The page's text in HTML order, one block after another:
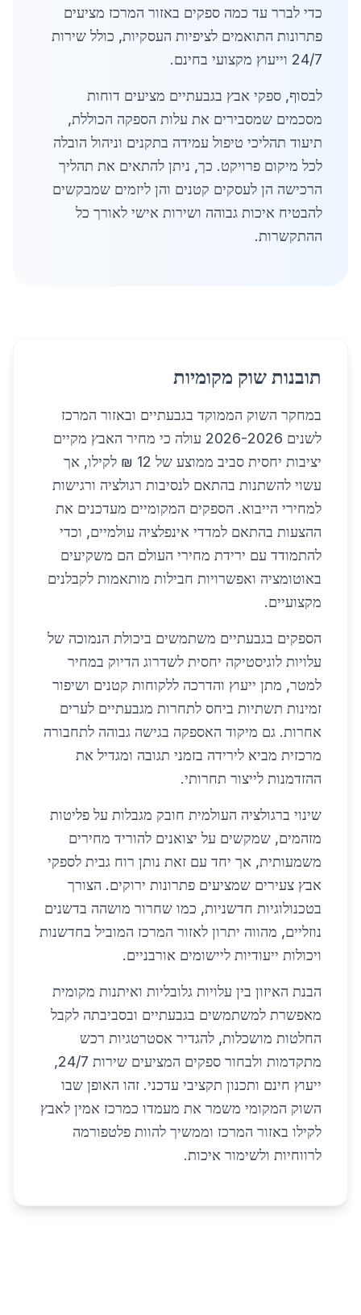
כדי לברר עד כמה ספקים באזור המרכז מציעים
פתרונות התואמים לציפיות העסקיות, כולל שירות
24/7 וייעוץ מקצועי בחינם.
לבסוף, ספקי אבץ בגבעתיים מציעים דוחות
מסכמים שמסבירים את עלות הספקה הכוללת,
תיעוד תהליכי טיפול עמידה בתקנים וניהול הובלה
לכל מיקום פרויקט. כך, ניתן להתאים את תהליך
הרכישה הן לעסקים קטנים והן ליזמים שמבקשים
להבטיח איכות גבוהה ושירות אישי לאורך כל
ההתקשרות.
תובנות שוק מקומיות
במחקר השוק הממוקד בגבעתיים ובאזור המרכז
לשנים 2026-2026 עולה כי מחיר האבץ מקיים
יציבות יחסית סביב ממוצע של 12 ₪ לקילו, אך
עשוי להשתנות בהתאם לנסיבות רגולציה ורגישות
למחירי הייבוא. הספקים המקומיים מעדכנים את
ההצעות בהתאם למדדי אינפלציה עולמיים, וכדי
להתמודד עם ירידת מחירי העולם הם משקיעים
באוטומציה ואפשרויות חבילות מותאמות לקבלנים
מקצועיים.
הספקים בגבעתיים משתמשים ביכולת הנמוכה של
עלויות לוגיסטיקה יחסית לשדרוג הדיוק במחיר
למטר, מתן ייעוץ והדרכה ללקוחות קטנים ושיפור
זמינות תשתיות ביחס לתחרות מגבעתיים לערים
אחרות. גם מיקוד האספקה בגישה גבוהה לתחבורה
מרכזית מביא לירידה בזמני תגובה ומגדיל את
ההזדמנות לייצור תחרותי.
שינוי ברגולציה העולמית חובק מגבלות על פליטות
מזהמים, שמקשים על יצואנים להוריד מחירים
משמעותית, אך יחד עם זאת נותן רוח גבית לספקי
אבץ צעירים שמציעים פתרונות ירוקים. הצורך
בטכנולוגיות חדשניות, כמו שחרור מושהה בדשנים
נוזליים, מהווה יתרון לאזור המרכז המוביל בחדשנות
ויכולות ייעודיות ליישומים אורבניים.
הבנת האיזון בין עלויות גלובליות ואיתנות מקומית
מאפשרת למשתמשים בגבעתיים ובסביבתה לקבל
החלטות מושכלות, להגדיר אסטרטגיות רכש
מתקדמות ולבחור ספקים המציעים שירות 24/7,
ייעוץ חינם ותכנון תקציבי עדכני. זהו האופן שבו
השוק המקומי משמר את מעמדו כמרכז אמין לאבץ
לקילו באזור המרכז וממשיך להוות פלטפורמה
לרווחיות ולשימור איכות.